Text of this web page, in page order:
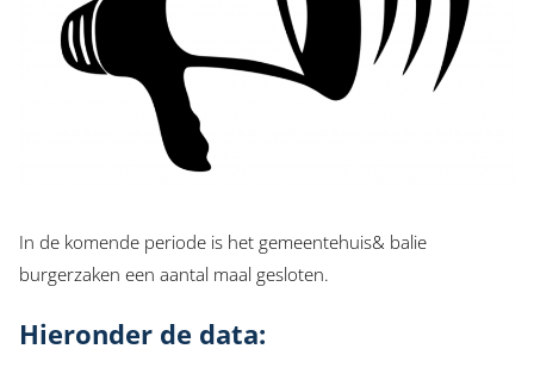
In de komende periode is het gemeentehuis& balie
burgerzaken een aantal maal gesloten.
Hieronder de data: